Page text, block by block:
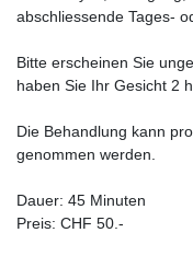
abschliessende Tages-
Bitte erscheinen Sie
haben Sie Ihr Gesicht 2
Die Behandlung kann
genommen werden.
Dauer: 45 Minuten
Preis: CHF 50.-